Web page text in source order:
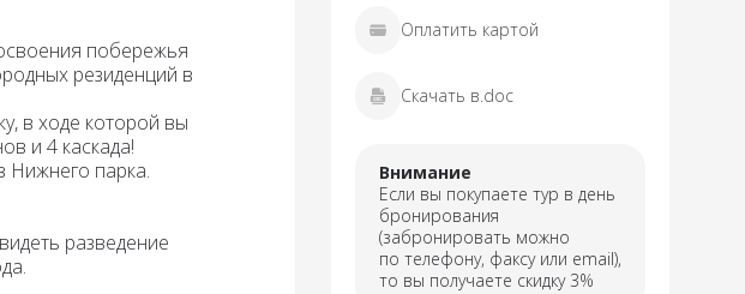
побережья
резиденций в
, в ходе которой вы
и 4 каскада!
Нижнего парка.
разведение
Оплатить картой
Скачать в.doc
Внимание
Если вы покупаете тур в день
бронирования
(забронировать можно
по телефону, факсу или email),
то вы получаете скидку 3%